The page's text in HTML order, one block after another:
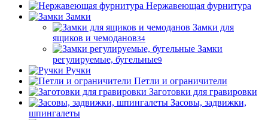
Нержавеющая фурнитура
Замки
Замки для
ящиков и чемоданов34
Замки
регулируемые, бугельные9
Ручки
Петли и ограничители
Заготовки для гравировки
Засовы, задвижки,
шпингалеты